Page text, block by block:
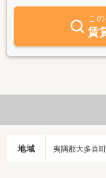
します。買主様にはご購
フォームや生活関連でも
こ
賃
地域 夷隅郡大多喜町